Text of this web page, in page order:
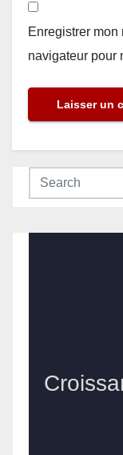
Enregistrer
navigateur pour